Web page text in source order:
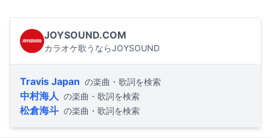
JOYSOUND.COM
カラオケ歌うならJOYSOUND
Travis Japan の楽曲・歌詞を検索
中村海人 の楽曲・歌詞を検索
松倉海斗 の楽曲・歌詞を検索